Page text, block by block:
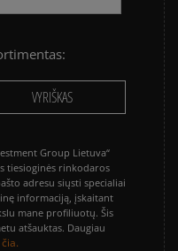
VYRIŠKAS
Group Lietuva“
tiesioginės rinkodaros
adresu siųsti specialiai
informaciją, įskaitant
mane profiliuotų. Šis
atšauktas. Daugiau
čia.